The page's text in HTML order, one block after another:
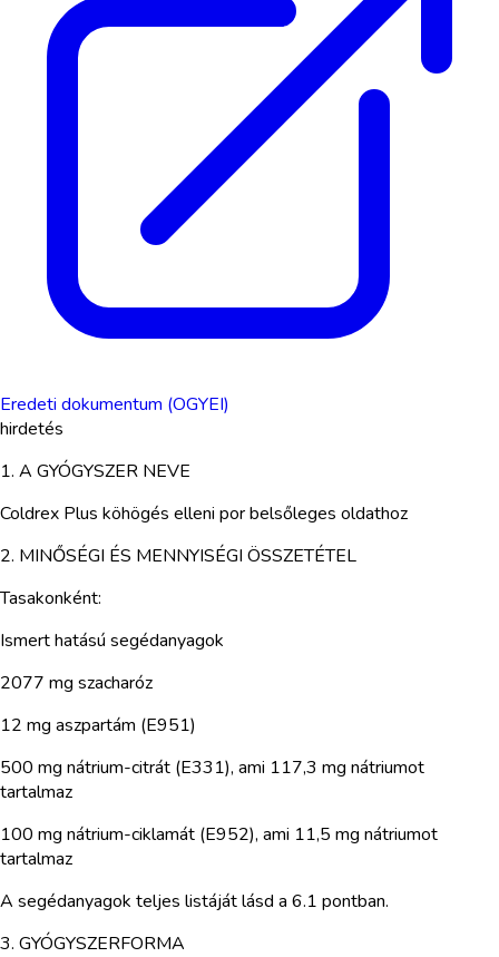
Eredeti dokumentum (OGYEI)
hirdetés
1. A GYÓGYSZER NEVE
Coldrex Plus köhögés elleni por belsőleges oldathoz
2. MINŐSÉGI ÉS MENNYISÉGI ÖSSZETÉTEL
Tasakonként:
Ismert hatású segédanyagok
2077 mg szacharóz
12 mg aszpartám (E951)
500 mg nátrium-citrát (E331), ami 117,3 mg nátriumot
tartalmaz
100 mg nátrium-ciklamát (E952), ami 11,5 mg nátriumot
tartalmaz
A segédanyagok teljes listáját lásd a 6.1 pontban.
3. GYÓGYSZERFORMA